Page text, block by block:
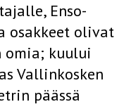
Enso-
osakkeet olivat
kuului
Vallinkosken
päässä